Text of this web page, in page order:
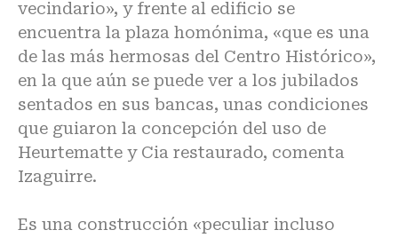
vecindario», y frente al edificio se
encuentra la plaza homónima, «que es una
de las más hermosas del Centro Histórico»,
en la que aún se puede ver a los jubilados
sentados en sus bancas, unas condiciones
que guiaron la concepción del uso de
Heurtematte y Cia restaurado, comenta
Izaguirre.
Es una construcción «peculiar incluso